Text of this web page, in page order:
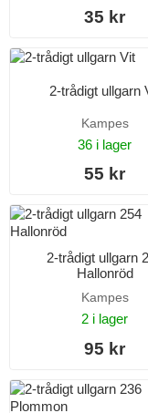
35 kr
2-trådigt ullgarn
Kampes
36 i lager
55 kr
2-trådigt ullgarn
Hallonröd
Kampes
2 i lager
95 kr